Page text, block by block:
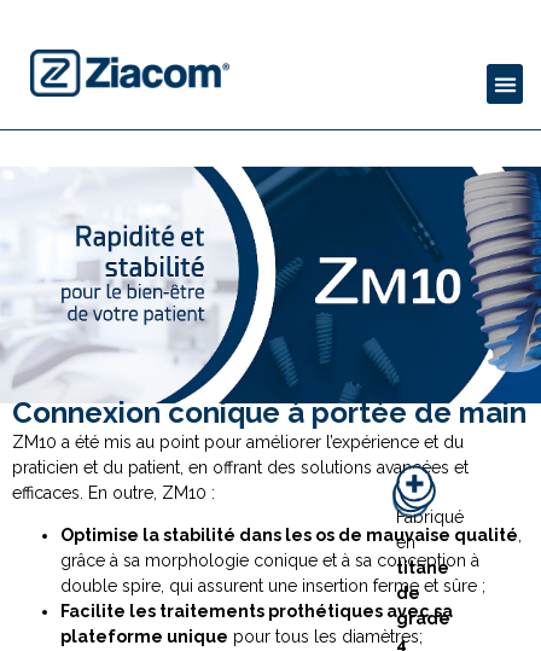
Connexion conique à portée de main
ZM10 a été mis au point pour améliorer l’expérience et du
praticien et du patient, en offrant des solutions avancées et
efficaces. En outre, ZM10 :
Optimise la stabilité dans les os de mauvaise qualité,
grâce à sa morphologie conique et à sa conception à
double spire, qui assurent une insertion ferme et sûre ;
Facilite les traitements prothétiques avec sa
plateforme unique pour tous les diamètres;
Fabriqué
en
titane
de
grade
4